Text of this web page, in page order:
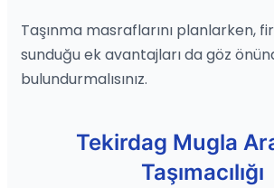
Taşınma masraflarını planlarken,
sunduğu ek avantajları da göz
bulundurmalısınız.
Tekirdag Mugla
Taşımacılığı